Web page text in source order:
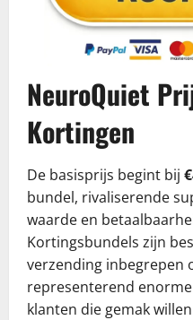
NeuroQuiet
Kortingen
De basisprijs begint bij
bundel, rivaliserende
waarde en
Kortingsbundels zijn
verzending inbegrepen
representerend
klanten die gemak